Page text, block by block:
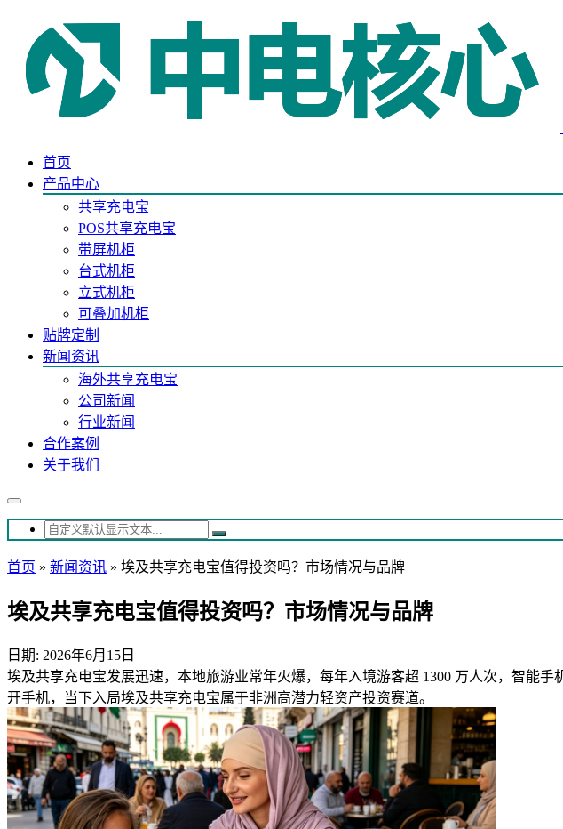
首页
产品中心
共享充电宝
POS共享充电宝
带屏机柜
台式机柜
立式机柜
可叠加机柜
贴牌定制
新闻资讯
海外共享充电宝
公司新闻
行业新闻
合作案例
关于我们
首页 » 新闻资讯 » 埃及共享充电宝值得投资吗？市场情况与品牌
埃及共享充电宝值得投资吗？市场情况与品牌
日期: 2026年6月15日
埃及共享充电宝发展迅速，本地旅游业常年火爆，每年入境游客超 1300 万人次，智能
开手机，当下入局埃及共享充电宝属于非洲高潜力轻资产投资赛道。